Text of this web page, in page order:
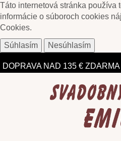
Táto internetová stránka používa
informácie o súboroch cookies
Cookies.
Súhlasím
Nesúhlasím
ZĽAVY DO 75% NA
DOPRAVA NAD 135 €